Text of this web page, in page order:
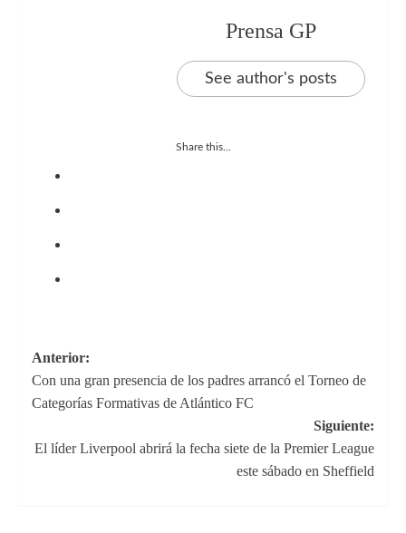
Prensa GP
See author's posts
Share this...
Navegación
de
entradas
Anterior:
Con una gran presencia de los padres arrancó el Torneo de
Categorías Formativas de Atlántico FC
Siguiente:
El líder Liverpool abrirá la fecha siete de la Premier League
este sábado en Sheffield